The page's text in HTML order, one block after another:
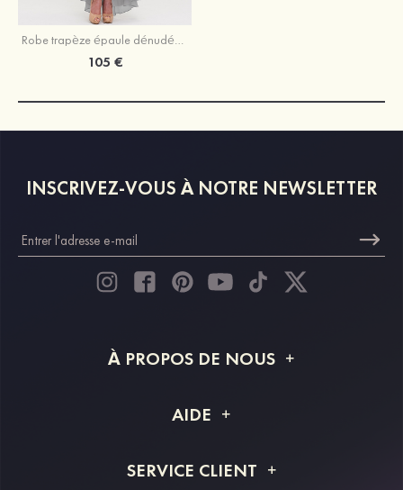
Robe trapèze épaule dénudée mousseline asymétrique robe de demoiselle d'honneur
105 €
INSCRIVEZ-VOUS À NOTRE NEWSLETTER
À PROPOS DE NOUS
Livraison
AIDE
Retour et remboursement
SERVICE CLIENT